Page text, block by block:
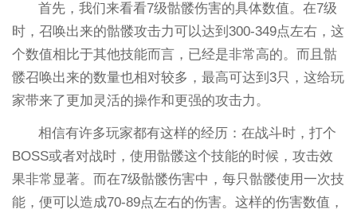
首先，我们来看看7级骷髅伤害的具体数值。在7级
时，召唤出来的骷髅攻击力可以达到300-349点左右，这
个数值相比于其他技能而言，已经是非常高的。而且骷
髅召唤出来的数量也相对较多，最高可达到3只，这给玩
家带来了更加灵活的操作和更强的攻击力。
相信有许多玩家都有这样的经历：在战斗时，打个
BOSS或者对战时，使用骷髅这个技能的时候，攻击效
果非常显著。而在7级骷髅伤害中，每只骷髅使用一次技
能，便可以造成70-89点左右的伤害。这样的伤害数值，